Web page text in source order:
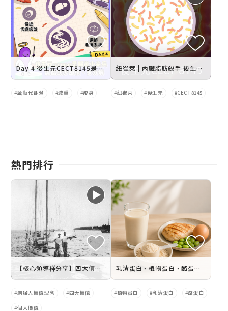
Day 4 後生元CECT8145是腸道小尖兵
啟動代謝營 減重 瘦身
紐崔萊 | 內臟脂肪殺手 後生元CECT8145
紐崔萊 後生元 CECT8145
熱門排行
【核心領導群分享】四大價值 個人價值
創辦人價值理念 四大價值
個人價值
乳清蛋白、植物蛋白、酪蛋白差在哪？一次選對適合你的蛋白粉
植物蛋白 乳清蛋白 酪蛋白